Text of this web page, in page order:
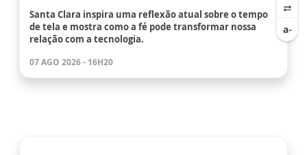
Santa Clara inspira uma reflexão atual sobre o tempo
de tela e mostra como a fé pode transformar nossa
relação com a tecnologia.
07 AGO 2026 - 16H20